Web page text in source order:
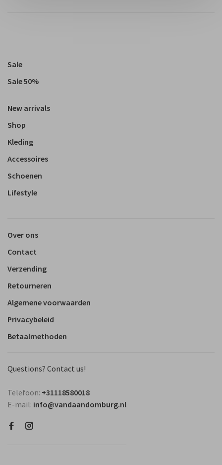
Sale
Sale 50%
New arrivals
Shop
Kleding
Accessoires
Schoenen
Lifestyle
Over ons
Contact
Verzending
Retourneren
Algemene voorwaarden
Privacybeleid
Betaalmethoden
Questions? Contact us!
Telefoon: +31118580018
E-mail: info@vandaandomburg.nl